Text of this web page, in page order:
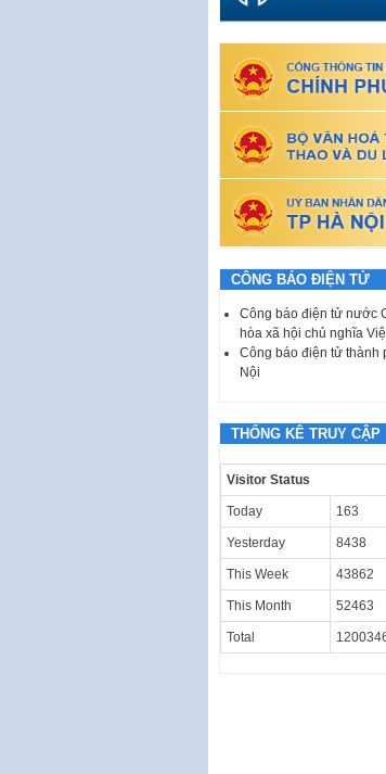
CÔNG BÁO ĐIỆN TỬ
Công báo điện tử nước
hòa xã hội chủ nghĩa
Công báo điện tử thành
Nội
THỐNG KÊ TRUY CẬP
Visitor Status
Today 163
Yesterday 8438
This Week 43862
This Month 52463
Total